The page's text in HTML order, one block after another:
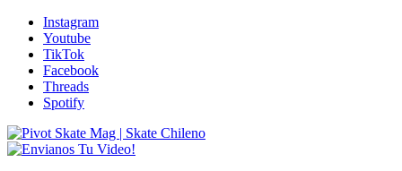
Instagram
Youtube
TikTok
Facebook
Threads
Spotify